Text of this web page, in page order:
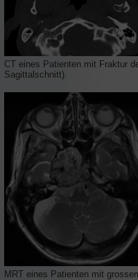
CT eines Patienten mit Fraktur
Sagittalschnitt).
MRT eines Patienten mit